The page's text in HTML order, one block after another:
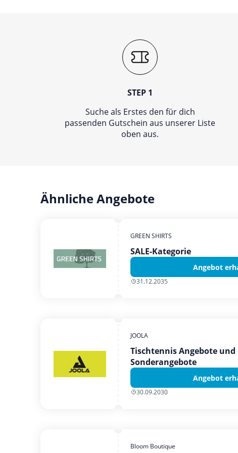
STEP 1
Suche als Erstes den für dich
passenden Gutschein aus unserer Liste
oben aus.
Ähnliche Angebote
GREEN SHIRTS
SALE-Kategorie
Angebot
31.12.2035
JOOLA
Tischtennis Angebote
Sonderangebote
Angebot
30.09.2030
Bloom Boutique